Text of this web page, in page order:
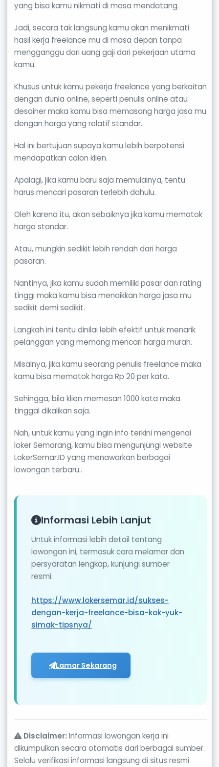
yang bisa kamu nikmati di masa mendatang.
Jadi, secara tak langsung kamu akan menikmati
hasil kerja freelance mu di masa depan tanpa
mengganggu dari uang gaji dari pekerjaan utama
kamu.
Khusus untuk kamu pekerja freelance yang berkaitan
dengan dunia online, seperti penulis online atau
desainer maka kamu bisa memasang harga jasa mu
dengan harga yang relatif standar.
Hal ini bertujuan supaya kamu lebih berpotensi
mendapatkan calon klien.
Apalagi, jika kamu baru saja memulainya, tentu
harus mencari pasaran terlebih dahulu.
Oleh karena itu, akan sebaiknya jika kamu mematok
harga standar.
Atau, mungkin sedikit lebih rendah dari harga
pasaran.
Nantinya, jika kamu sudah memiliki pasar dan rating
tinggi maka kamu bisa menaikkan harga jasa mu
sedikit demi sedikit.
Langkah ini tentu dinilai lebih efektif untuk menarik
pelanggan yang memang mencari harga murah.
Misalnya, jika kamu seorang penulis freelance maka
kamu bisa mematok harga Rp 20 per kata.
Sehingga, bila klien memesan 1000 kata maka
tinggal dikalikan saja.
Nah, untuk kamu yang ingin info terkini mengenai
loker Semarang, kamu bisa mengunjungi website
LokerSemar.ID yang menawarkan berbagai
lowongan terbaru..
Informasi Lebih Lanjut
Untuk informasi lebih detail tentang
lowongan ini, termasuk cara melamar dan
persyaratan lengkap, kunjungi sumber
resmi:
https://www.lokersemar.id/sukses-
dengan-kerja-freelance-bisa-kok-yuk-
simak-tipsnya/
Lamar Sekarang
Disclaimer: Informasi lowongan kerja ini
dikumpulkan secara otomatis dari berbagai sumber.
Selalu verifikasi informasi langsung di situs resmi